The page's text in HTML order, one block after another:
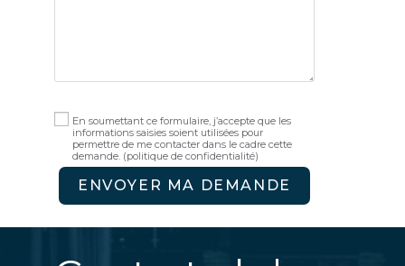
En soumettant ce formulaire, j’accepte que les
informations saisies soient utilisées pour
permettre de me contacter dans le cadre cette
demande. (politique de confidentialité)
ENVOYER MA DEMANDE